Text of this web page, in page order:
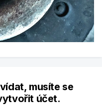
musíte se
účet.